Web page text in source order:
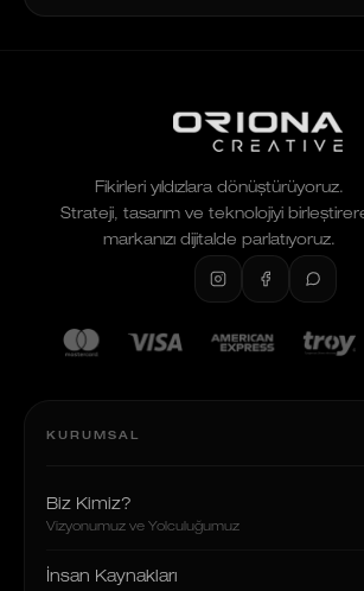
Fikirleri yıldızlara dönüştürüyoruz.
Strateji, tasarım ve teknolojiyi
markanızı dijitalde parlatıyoruz.
KURUMSAL
Biz Kimiz?
Vizyonumuz ve Yolculuğumuz
İnsan Kaynakları